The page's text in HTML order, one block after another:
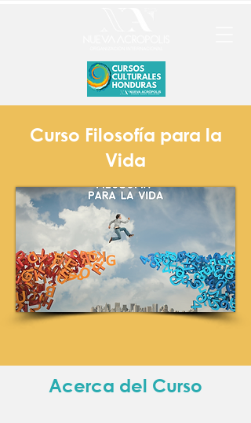
Curso Filosofía para la
Vida
Acerca del Curso